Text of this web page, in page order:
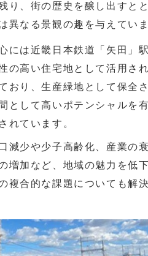
り、街の歴史を醸し出すと
異なる景観の趣を与えていま
には近畿日本鉄道「矢田」
の高い住宅地として活用さ
おり、生産緑地として保全
として高いポテンシャルを
れています。
減少や少子高齢化、産業の
増加など、地域の魅力を低
複合的な課題についても解